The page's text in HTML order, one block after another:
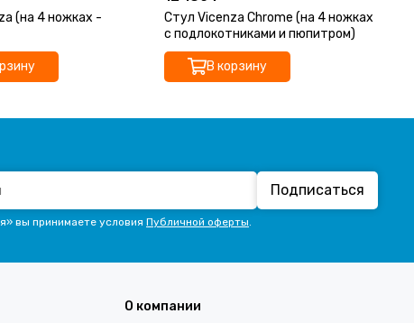
(на 4 ножках -
Стул Vicenza Chrome (на 4 ножках
с подлокотниками и пюпитром)
В корзину
Подписаться
вы принимаете условия Публичной оферты.
О компании